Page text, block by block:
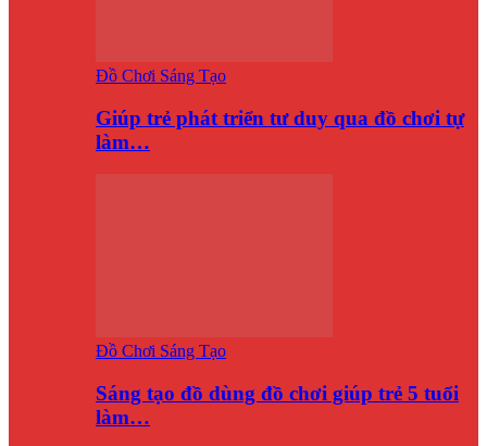
Đồ Chơi Sáng Tạo
Giúp trẻ phát triển tư duy qua đồ chơi tự
làm…
Đồ Chơi Sáng Tạo
Sáng tạo đồ dùng đồ chơi giúp trẻ 5 tuổi
làm…